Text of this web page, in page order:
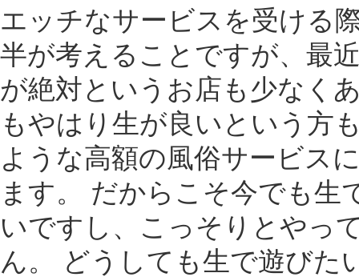
エッチなサービスを受ける
半が考えることですが、最
が絶対というお店も少なく
もやはり生が良いという方
ような高額の風俗サービス
ます。 だからこそ今でも生
いですし、こっそりとやっ
ん。 どうしても生で遊びた